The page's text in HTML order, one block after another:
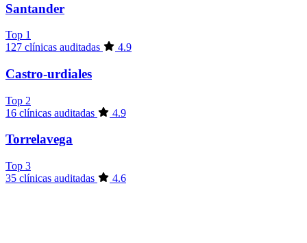
Santander
Top 1
127 clínicas auditadas
4.9
Castro-urdiales
Top 2
16 clínicas auditadas
4.9
Torrelavega
Top 3
35 clínicas auditadas
4.6